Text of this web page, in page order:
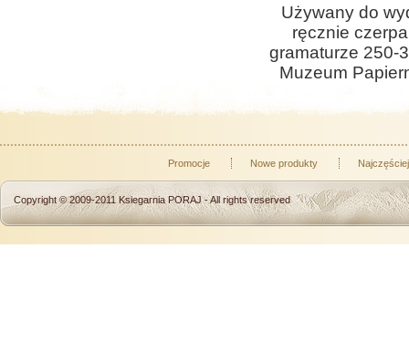
Używany do
ręcznie
gramaturze 250-
Muzeum
Promocje Nowe produkty
Copyright © 2009-2011 Ksiegarnia PORAJ- All rights reserved